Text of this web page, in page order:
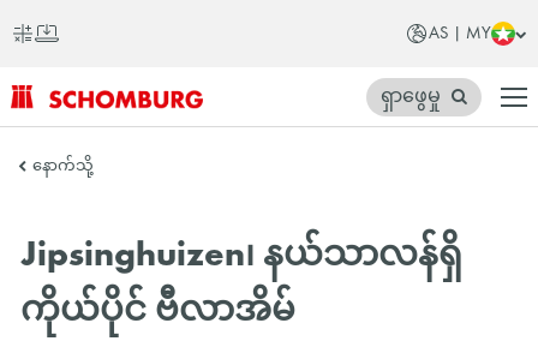
AS | MY
SCHOMBURG
တိုက်
ရှာဖွေမှု
နောက်သို့
Jipsinghuizen၊ နယ်သာလန်ရှိ
ကိုယ်ပိုင် ဗီလာအိမ်